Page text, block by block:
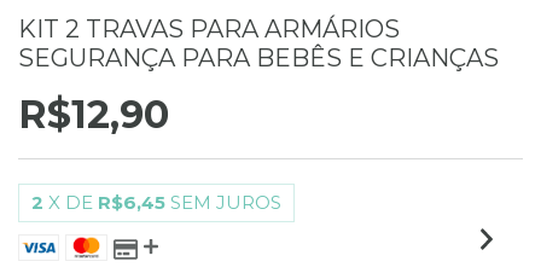
KIT 2 TRAVAS PARA ARMÁRIOS
SEGURANÇA PARA BEBÊS E CRIANÇAS
R$12,90
2 X DE R$6,45 SEM JUROS